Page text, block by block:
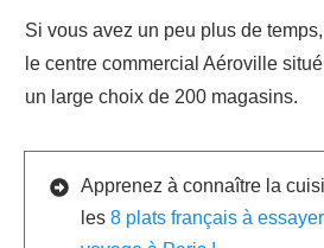
Si vous avez un peu plus de
le centre commercial Aéroville
un large choix de 200 magasins.
Apprenez à connaître la
les 8 plats français à